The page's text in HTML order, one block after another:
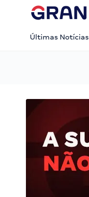
Últimas Notícias